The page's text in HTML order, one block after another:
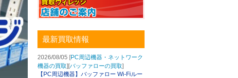
最新買取情報
2026/08/05 [PC周辺機器・ネットワーク
機器の買取][バッファローの買取]
【PC周辺機器】バッファロー Wi-Fiルー